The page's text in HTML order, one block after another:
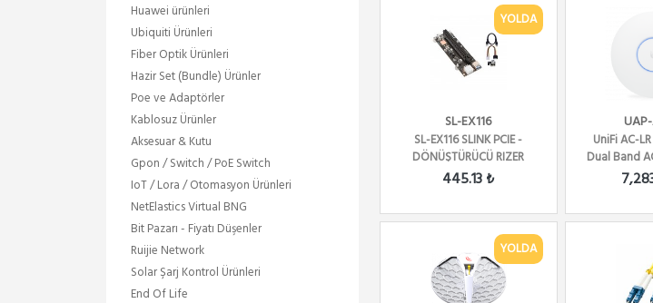
Huawei ürünleri
Ubiquiti Ürünleri
Fiber Optik Ürünleri
Hazir Set (Bundle) Ürünler
Poe ve Adaptörler
Kablosuz Ürünler
Aksesuar & Kutu
Gpon / Switch / PoE Switch
IoT / Lora / Otomasyon Ürünleri
NetElastics Virtual BNG
Bit Pazarı - Fiyatı Düşenler
Ruijie Network
Solar Şarj Kontrol Ürünleri
End Of Life
YOLDA
SL-EX116
SL-EX116 SLINK PCIE -
DÖNÜŞTÜRÜCÜ RIZER
445.13 ₺
UniFi AC-
Dual Band
AP
YOLDA